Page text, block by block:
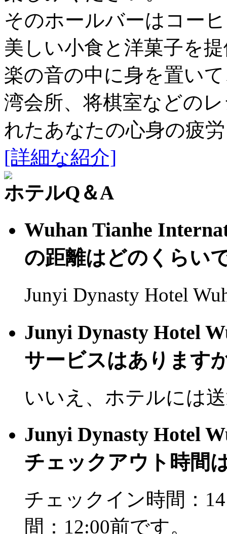
そのホールバーはコー
美しい小食と洋菓子を
楽の音の中に身を置い
湾会所、将棋室などの
れたあなたの心身の疲
[詳細な紹介]
ホテルQ＆A
Wuhan Tianhe
の距離はどのくらい
Junyi Dynasty Hotel
Junyi Dynasty Hotel
サービスはあります
いいえ、ホテルには
Junyi Dynasty Hotel
チェックアウト時間
チェックイン時間：
間：12:00前です。